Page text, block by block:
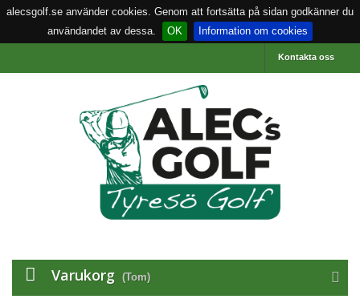
alecsgolf.se använder cookies. Genom att fortsätta på sidan godkänner du
användandet av dessa.
OK Information om cookies
Kontakta oss
Varukorg (Tom)